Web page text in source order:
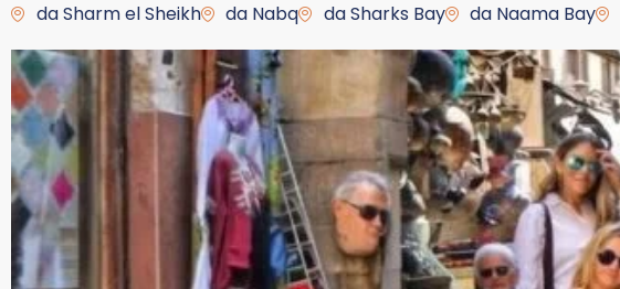
da Sharm el Sheikh da Nabq da Sharks Bay da Naama Bay